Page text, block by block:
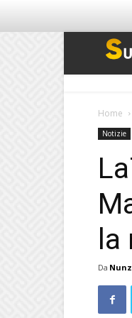
Home
Notizie
Da